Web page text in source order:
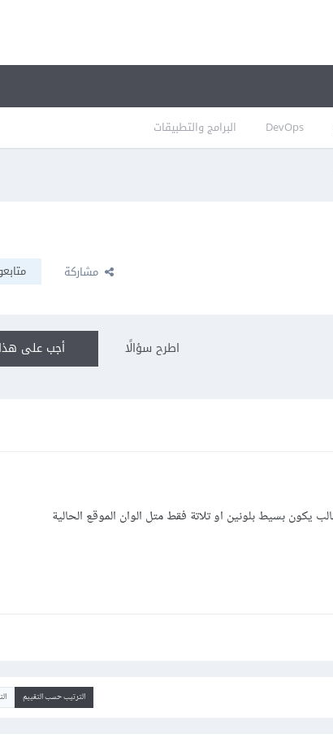
DevOps البرامج والتطبيقات
مشاركة
أجب على اطرح سؤالًا
الترتيب حسب التقييم